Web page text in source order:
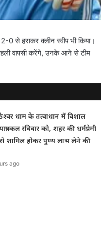
से हराकर क्लीन स्वीप भी किया।
वापसी करेंगे, उनके आने से टीम
धाम के तत्वाधान में विशाल
कल रविवार को, शहर की धर्मप्रेमी
शामिल होकर पुण्य लाभ लेने की
ago